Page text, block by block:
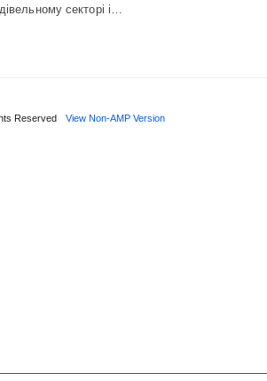
секторі і…
Reserved View Non-AMP Version